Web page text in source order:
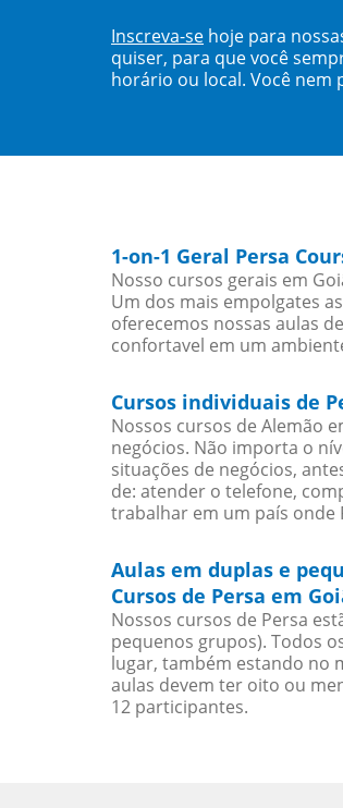
Inscreva-se hoje para
quiser, para que você
horário ou local. Você nem
1-on-1 Geral Persa
Nosso cursos gerais em
Um dos mais empolgates
oferecemos nossas aulas
confortavel em um
Cursos individuais de
Nossos cursos de Alemão
negócios. Não importa o
situações de negócios,
de: atender o telefone,
trabalhar em um país onde
Aulas em duplas e
Cursos de Persa em
Nossos cursos de Persa
pequenos grupos). Todos
lugar, também estando no
aulas devem ter oito ou
12 participantes.